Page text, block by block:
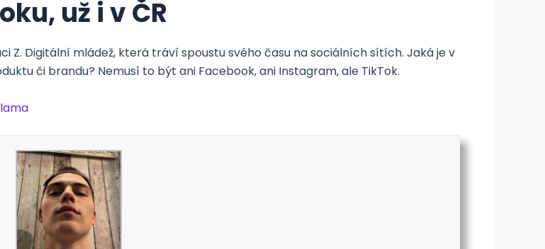
už i v ČR
Digitální mládež, která tráví spoustu svého času na sociálních sítích. Jaká je v
či brandu? Nemusí to být ani Facebook, ani Instagram, ale TikTok.